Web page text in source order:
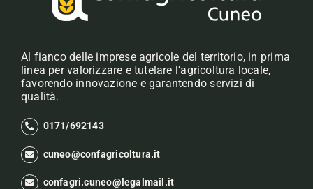
Al fianco delle imprese agricole del territorio, in prima
linea per valorizzare e tutelare l’agricoltura locale,
favorendo innovazione e garantendo servizi di
qualità.
0171/692143
cuneo@confagricoltura.it
confagri.cuneo@legalmail.it